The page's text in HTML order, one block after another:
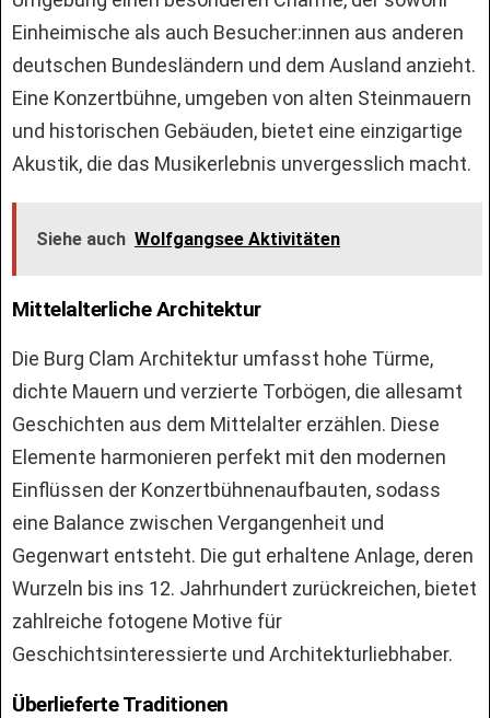
Einheimische als auch Besucher:innen aus anderen
deutschen Bundesländern und dem Ausland anzieht.
Eine Konzertbühne, umgeben von alten Steinmauern
und historischen Gebäuden, bietet eine einzigartige
Akustik, die das Musikerlebnis unvergesslich macht.
Siehe auch Wolfgangsee Aktivitäten
Mittelalterliche Architektur
Die Burg Clam Architektur umfasst hohe Türme,
dichte Mauern und verzierte Torbögen, die allesamt
Geschichten aus dem Mittelalter erzählen. Diese
Elemente harmonieren perfekt mit den modernen
Einflüssen der Konzertbühnenaufbauten, sodass
eine Balance zwischen Vergangenheit und
Gegenwart entsteht. Die gut erhaltene Anlage, deren
Wurzeln bis ins 12. Jahrhundert zurückreichen, bietet
zahlreiche fotogene Motive für
Geschichtsinteressierte und Architekturliebhaber.
Überlieferte Traditionen